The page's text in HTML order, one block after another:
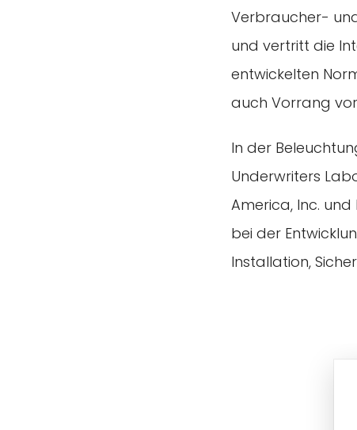
Verbraucher-
und vertritt die
entwickelten
auch Vorrang
In der
Underwriters
America, Inc. und
bei der
Installation,